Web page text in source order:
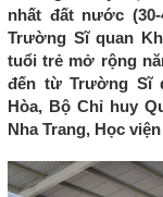
nhất đất nước (30-
Trường Sĩ quan
tuổi trẻ mở rộng
đến từ Trường Sĩ
Hòa, Bộ Chỉ huy
Nha Trang, Học